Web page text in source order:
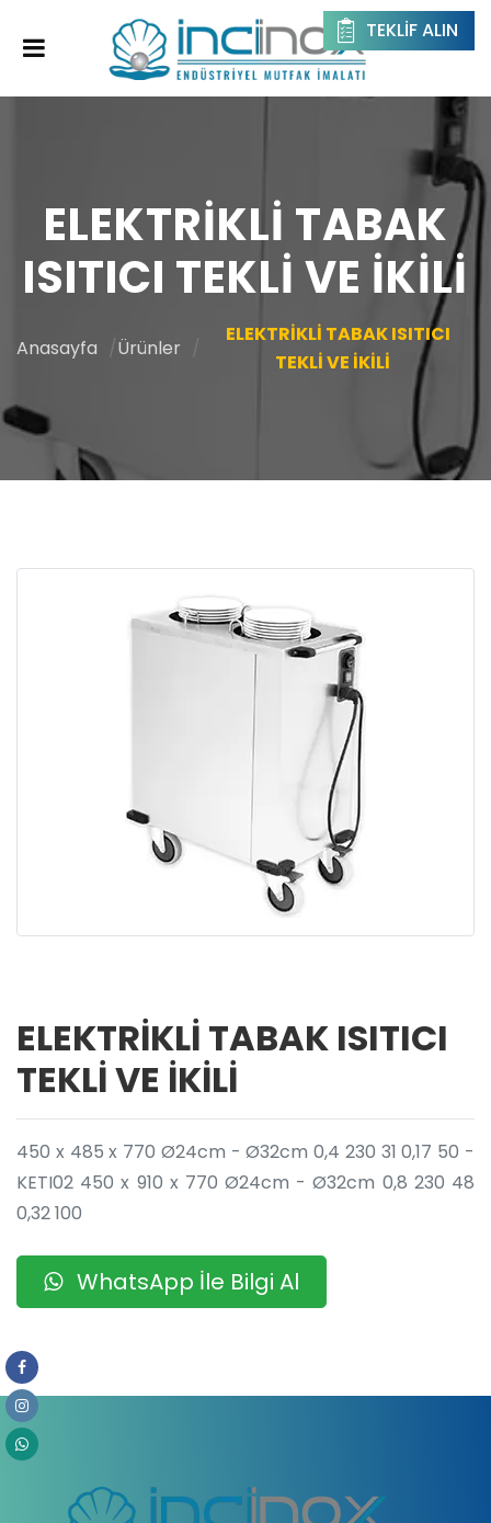
TEKLIF ALIN
ELEKTRİKLİ TABAK
ISITICI TEKLİ VE İKİLİ
Anasayfa Ürünler
ELEKTRİKLİ TABAK ISITICI
TEKLİ VE İKİLİ
ELEKTRİKLİ TABAK ISITICI
TEKLİ VE İKİLİ
450 x 485 x 770 Ø24cm - Ø32cm 0,4 230 31 0,17 50 -
KETI02 450 x 910 x 770 Ø24cm - Ø32cm 0,8 230 48
0,32 100
WhatsApp İle Bilgi Al